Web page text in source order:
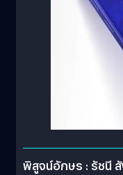
พิสูจน์อักษร : รัชนี